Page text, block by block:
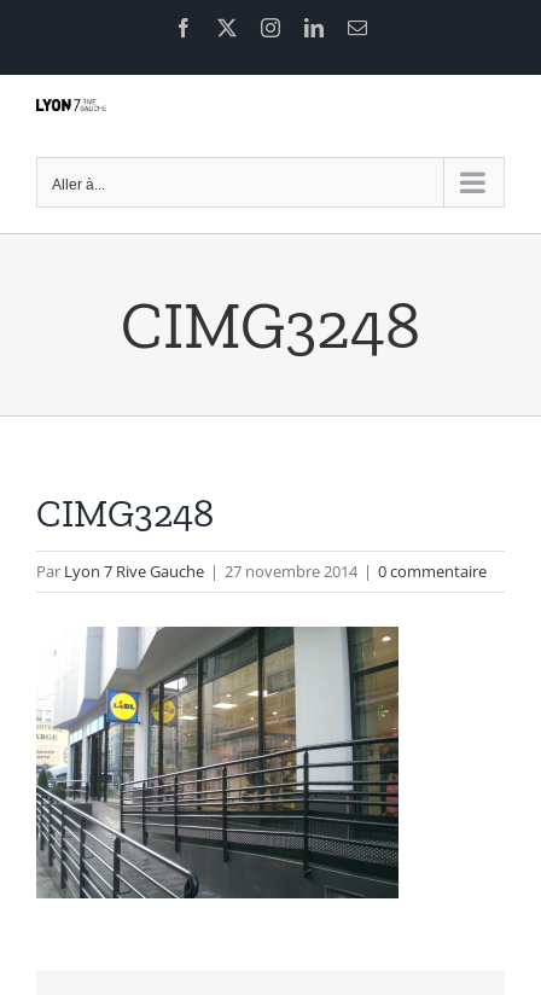
contenu
Facebook InstagramLinkedInEmail
Aller à...
CIMG3248
CIMG3248
Par Lyon 7 Rive Gauche | 27 novembre 2014 | 0 commentaire